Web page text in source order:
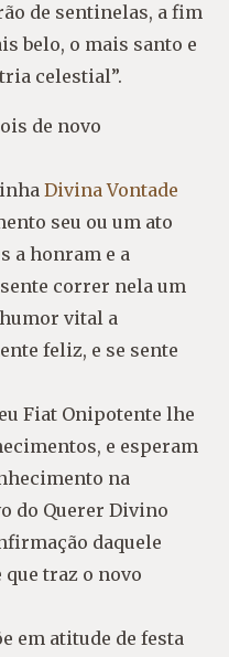
de sentinelas, a fim
belo, o mais santo e
celestial”.
de novo
Divina Vontade
seu ou um ato
a honram e a
correr nela um
vital a
feliz, e se sente
Fiat Onipotente lhe
e esperam
na
do Querer Divino
daquele
traz o novo
em atitude de festa